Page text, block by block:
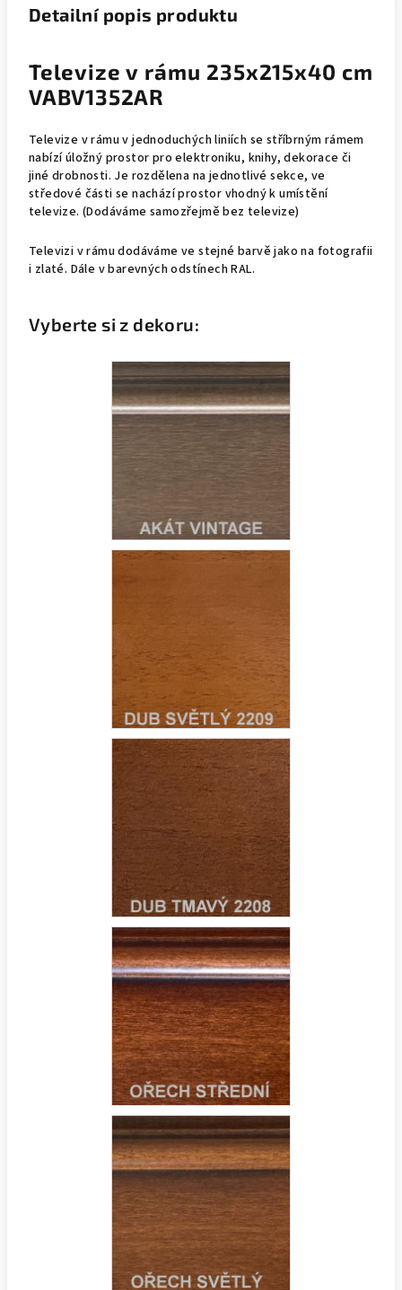
Detailní popis produktu
Televize v rámu 235x215x40 cm
VABV1352AR
Televize v rámu v jednoduchých liniích se stříbrným rámem
nabízí úložný prostor pro elektroniku, knihy, dekorace či
jiné drobnosti. Je rozdělena na jednotlivé sekce, ve
středové části se nachází prostor vhodný k umístění
televize. (Dodáváme samozřejmě bez televize)
Televizi v rámu dodáváme ve stejné barvě jako na fotografii
i zlaté. Dále v barevných odstínech RAL.
Vyberte si z dekoru: